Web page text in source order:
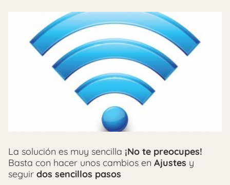
La solución es muy sencilla ¡No te preocupes!
Basta con hacer unos cambios en Ajustes y
seguir dos sencillos pasos